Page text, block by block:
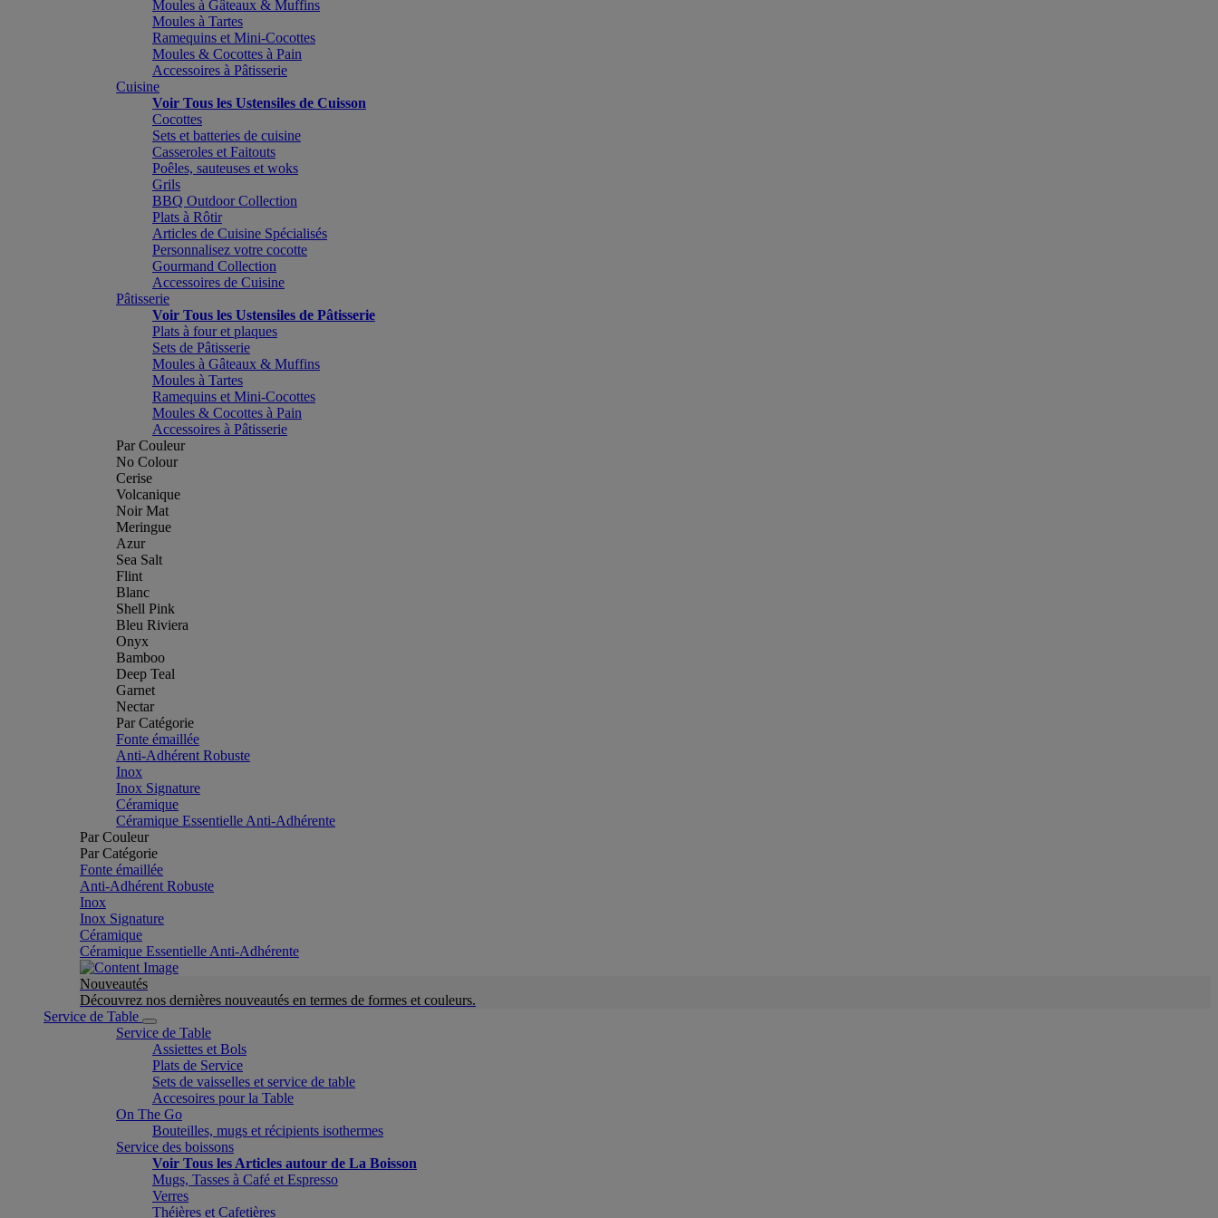
Moules à Gâteaux & Muffins
Moules à Tartes
Ramequins et Mini-Cocottes
Moules & Cocottes à Pain
Accessoires à Pâtisserie
Cuisine
Voir Tous les Ustensiles de Cuisson
Cocottes
Sets et batteries de cuisine
Casseroles et Faitouts
Poêles, sauteuses et woks
Grils
BBQ Outdoor Collection
Plats à Rôtir
Articles de Cuisine Spécialisés
Personnalisez votre cocotte
Gourmand Collection
Accessoires de Cuisine
Pâtisserie
Voir Tous les Ustensiles de Pâtisserie
Plats à four et plaques
Sets de Pâtisserie
Moules à Gâteaux & Muffins
Moules à Tartes
Ramequins et Mini-Cocottes
Moules & Cocottes à Pain
Accessoires à Pâtisserie
Par Couleur
No Colour
Cerise
Volcanique
Noir Mat
Meringue
Azur
Sea Salt
Flint
Blanc
Shell Pink
Bleu Riviera
Onyx
Bamboo
Deep Teal
Garnet
Nectar
Par Catégorie
Fonte émaillée
Anti-Adhérent Robuste
Inox
Inox Signature
Céramique
Céramique Essentielle Anti-Adhérente
Par Couleur
Par Catégorie
Fonte émaillée
Anti-Adhérent Robuste
Inox
Inox Signature
Céramique
Céramique Essentielle Anti-Adhérente
Nouveautés
Découvrez nos dernières nouveautés en termes de formes et couleurs.
Service de Table
Service de Table
Assiettes et Bols
Plats de Service
Sets de vaisselles et service de table
Accesoires pour la Table
On The Go
Bouteilles, mugs et récipients isothermes
Service des boissons
Voir Tous les Articles autour de La Boisson
Mugs, Tasses à Café et Espresso
Verres
Théières et Cafetières